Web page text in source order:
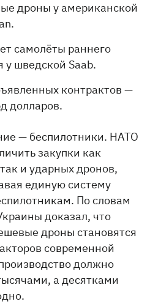
дроны у американской
самолёты раннего
шведской Saab.
контрактов —
долларов.
— беспилотники. НАТО
закупки как
и ударных дронов,
единую систему
По словам
доказал, что
дроны становятся
современной
должно
а десятками